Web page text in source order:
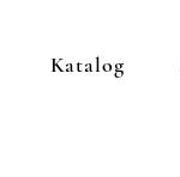
Katalog